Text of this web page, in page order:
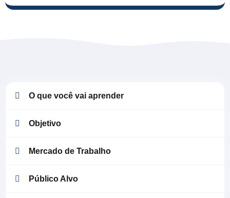
O que você vai aprender
Objetivo
Mercado de Trabalho
Público Alvo